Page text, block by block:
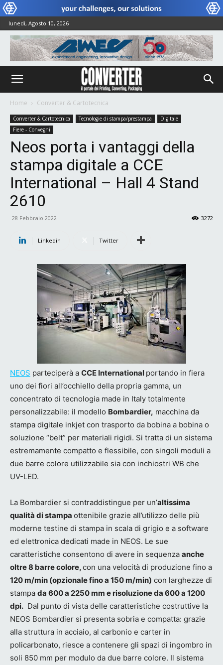
lunedì, Agosto 10, 2026
Home Converter & Cartotecnica
Converter & Cartotecnica Tecnologie di stampa/prestampa
Digitale
Fiere - Convegni
Neos porta i vantaggi della
stampa digitale a CCE
International – Hall 4 Stand
2610
28 Febbraio 2022 3272
Linkedin Twitter
NEOS parteciperà a CCE International portando in fiera
uno dei fiori all’occhiello della propria gamma, un
concentrato di tecnologia made in Italy totalmente
personalizzabile: il modello Bombardier, macchina da
stampa digitale inkjet con trasporto da bobina a bobina o
soluzione “belt” per materiali rigidi. Si tratta di un sistema
estremamente compatto e flessibile, con singoli moduli a
due barre colore utilizzabile sia con inchiostri WB che
UV-LED.
La Bombardier si contraddistingue per un’altissima
qualità di stampa ottenibile grazie all’utilizzo delle più
moderne testine di stampa in scala di grigio e a software
ed elettronica dedicati made in NEOS. Le sue
caratteristiche consentono di avere in sequenza anche
oltre 8 barre colore,con una velocità di produzione fino a
120 m/min (opzionale fino a 150 m/min) con larghezze di
stampa da 600 a 2250 mm e risoluzione da 600 a 1200
dpi. Dal punto di vista delle caratteristiche costruttive la
NEOS Bombardier si presenta sobria e compatta: grazie
alla struttura in acciaio, al carbonio e carter in
policarbonato, riesce a contenere gli spazi di ingombro in
soli 850 mm per modulo da due barre colore. Il sistema